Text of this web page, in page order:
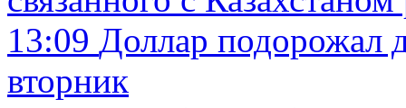
13:09 Доллар подорожал
вторник